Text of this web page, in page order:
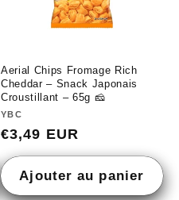
Aerial Chips Fromage Rich
Cheddar – Snack Japonais
Croustillant – 65g 🧀
Fournisseur :
YBC
Prix
habituel
€3,49 EUR
Ajouter au panier